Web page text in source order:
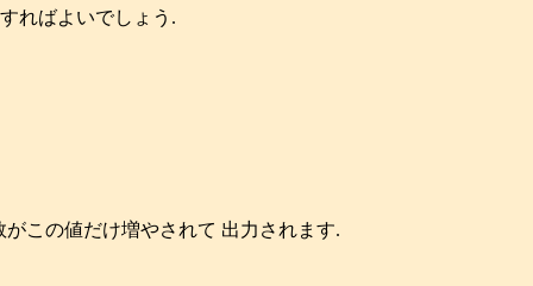
ればよいでしょう.
この値だけ増やされて 出力されます.